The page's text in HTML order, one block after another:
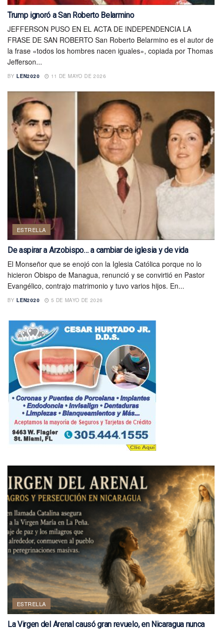
Trump ignoró a San Roberto Belarmino
JEFFERSON PUSO EN EL ACTA DE INDEPENDENCIA LA
FRASE DE SAN ROBERTO San Roberto Belarmino es el autor de
la frase «todos los hombres nacen iguales», copiada por Thomas
Jefferson...
BY LEN2020 11 DE MAYO DE 2026
ESTRELLA
De aspirar a Arzobispo… a cambiar de iglesia y de vida
El Monseñor que se enojó con la Iglesia Católica porque no lo
hicieron Obispo de Managua, renunció y se convirtió en Pastor
Evangélico, contrajo matrimonio y tuvo varios hijos. En...
BY LEN2020 5 DE MAYO DE 2026
ESTRELLA
La Virgen del Arenal causó gran revuelo, en Nicaragua nunca